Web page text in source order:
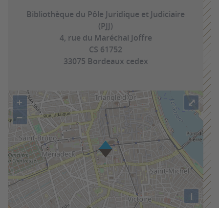
Bibliothèque du Pôle Juridique et Judiciaire
(PJJ)
4, rue du Maréchal Joffre
CS 61752
33075 Bordeaux cedex
+
−
i
⤢